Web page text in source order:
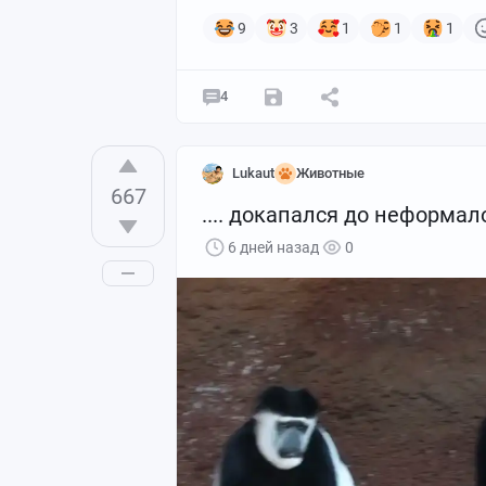
9 3 1 1 1
4
667
Lukaut Животные
.... докапался до
6 дней назад 0